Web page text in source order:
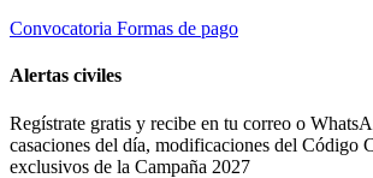
Convocatoria Formas de pago
Alertas civiles
Regístrate gratis y recibe en tu correo o
casaciones del día, modificaciones del Código
exclusivos de la Campaña 2027